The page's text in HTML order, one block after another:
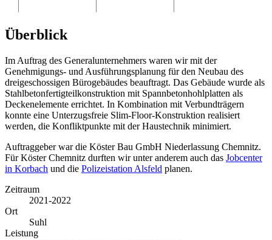
Überblick
Im Auftrag des Generalunternehmers waren wir mit der
Genehmigungs- und Ausführungsplanung für den Neubau des
dreigeschossigen Bürogebäudes beauftragt. Das Gebäude wurde als
Stahlbetonfertigteilkonstruktion mit Spannbetonhohlplatten als
Deckenelemente errichtet. In Kombination mit Verbundträgern
konnte eine Unterzugsfreie Slim-Floor-Konstruktion realisiert
werden, die Konfliktpunkte mit der Haustechnik minimiert.
Auftraggeber war die Köster Bau GmbH Niederlassung Chemnitz.
Für Köster Chemnitz durften wir unter anderem auch das Jobcenter
in Korbach und die Polizeistation Alsfeld planen.
Zeitraum
2021-2022
Ort
Suhl
Leistung